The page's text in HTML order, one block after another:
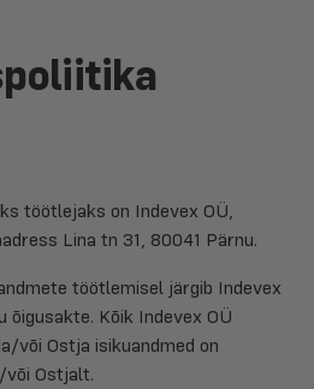
töötlejaks on Indevex OÜ,
Lina tn 31, 80041 Pärnu.
töötlemisel järgib Indevex
õigusakte. Kõik Indevex OÜ
või Ostja isikuandmed on
või Ostjalt.